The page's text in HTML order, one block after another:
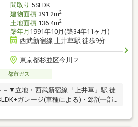
間取り 5SLDK
建物面積391.2m2
土地面積136.4m2
築年月 1991年10月(築34年11ヶ月)
西武新宿線 上井草駅 徒歩9分
東京都杉並区今川２
都市ガス
－▼立地・西武新宿線「上井草」駅 徒
ガレージ(車種による)・2階(一部)
効率の良いL字型の対面式キッチン・